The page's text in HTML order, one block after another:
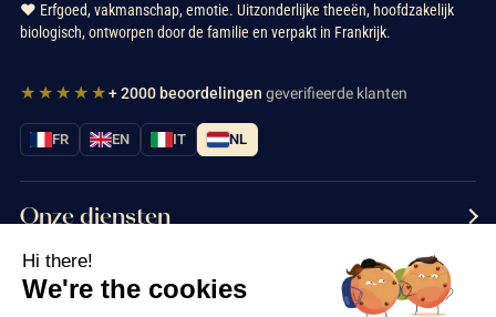
❤️ Erfgoed, vakmanschap, emotie. Uitzonderlijke theeën, hoofdzakelijk
biologisch, ontworpen door de familie en verpakt in Frankrijk.
★★★★★+ 2000 beoordelingen geverifieerde klanten
FR EN IT NL
Onze diensten
Informatie
Hi there!
We're the cookies